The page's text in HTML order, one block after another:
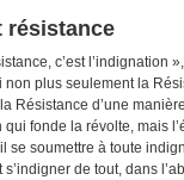
résistance
c’est l’indignation
non plus seulement la
Résistance d’une
qui fonde la révolte, mais
se soumettre à toute
de tout, dans